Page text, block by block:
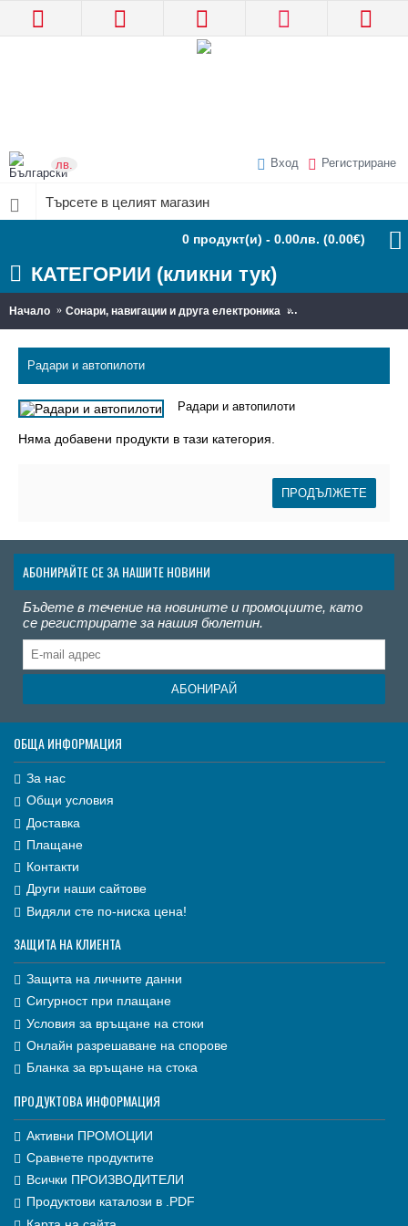
лв. Вход Регистриране
0 продукт(и) - 0.00лв. (0.00€)
КАТЕГОРИИ (кликни тук)
Начало Сонари, навигации и друга електроника Радари и
Радари и автопилоти
Радари и автопилоти
Няма добавени продукти в тази категория.
ПРОДЪЛЖЕТЕ
АБОНИРАЙТЕ СЕ ЗА НАШИТЕ НОВИНИ
Бъдете в течение на новините и промоциите, като
се регистрирате за нашия бюлетин.
АБОНИРАЙ
ОБЩА ИНФОРМАЦИЯ
За нас
Общи условия
Доставка
Плащане
Контакти
Други наши сайтове
Видяли сте по-ниска цена!
ЗАЩИТА НА КЛИЕНТА
Защита на личните данни
Сигурност при плащане
Условия за връщане на стоки
Онлайн разрешаване на спорове
Бланка за връщане на стока
ПРОДУКТОВА ИНФОРМАЦИЯ
Активни ПРОМОЦИИ
Сравнете продуктите
Всички ПРОИЗВОДИТЕЛИ
Продуктови каталози в .PDF